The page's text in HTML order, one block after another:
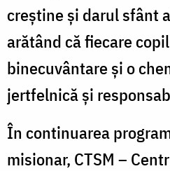
creștine și darul sfânt
arătând că fiecare
binecuvântare și o
jertfelnică și
În continuarea
misionar, CTSM –